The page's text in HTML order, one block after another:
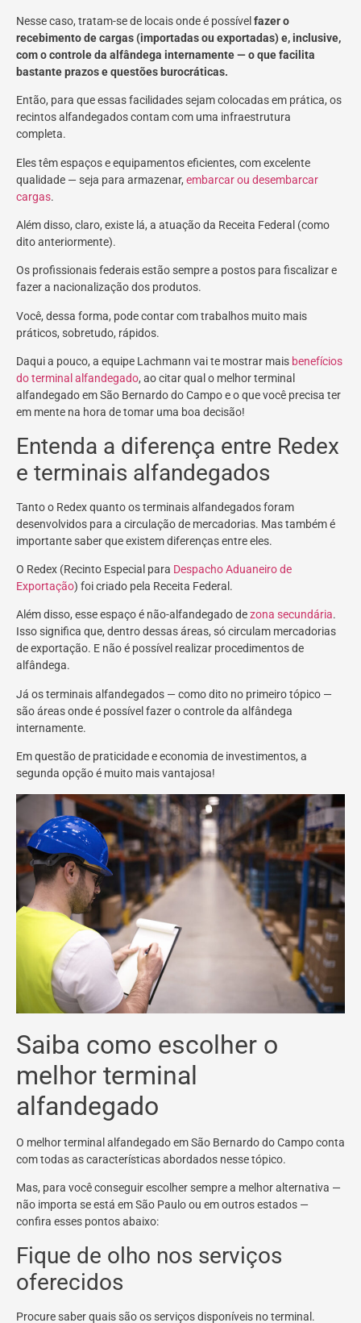
Nesse caso, tratam-se de locais onde é possível fazer o
recebimento de cargas (importadas ou exportadas) e, inclusive,
com o controle da alfândega internamente — o que facilita
bastante prazos e questões burocráticas.
Então, para que essas facilidades sejam colocadas em prática, os
recintos alfandegados contam com uma infraestrutura
completa.
Eles têm espaços e equipamentos eficientes, com excelente
qualidade — seja para armazenar, embarcar ou desembarcar
cargas.
Além disso, claro, existe lá, a atuação da Receita Federal (como
dito anteriormente).
Os profissionais federais estão sempre a postos para fiscalizar e
fazer a nacionalização dos produtos.
Você, dessa forma, pode contar com trabalhos muito mais
práticos, sobretudo, rápidos.
Daqui a pouco, a equipe Lachmann vai te mostrar mais benefícios
do terminal alfandegado, ao citar qual o melhor terminal
alfandegado em São Bernardo do Campo e o que você precisa ter
em mente na hora de tomar uma boa decisão!
Entenda a diferença entre Redex
e terminais alfandegados
Tanto o Redex quanto os terminais alfandegados foram
desenvolvidos para a circulação de mercadorias. Mas também é
importante saber que existem diferenças entre eles.
O Redex (Recinto Especial para Despacho Aduaneiro de
Exportação) foi criado pela Receita Federal.
Além disso, esse espaço é não-alfandegado dezona secundária.
Isso significa que, dentro dessas áreas, só circulam mercadorias
de exportação. E não é possível realizar procedimentos de
alfândega.
Já os terminais alfandegados — como dito no primeiro tópico —
são áreas onde é possível fazer o controle da alfândega
internamente.
Em questão de praticidade e economia de investimentos, a
segunda opção é muito mais vantajosa!
Saiba como escolher o
melhor terminal
alfandegado
O melhor terminal alfandegado em São Bernardo do Campo conta
com todas as características abordados nesse tópico.
Mas, para você conseguir escolher sempre a melhor alternativa —
não importa se está em São Paulo ou em outros estados —
confira esses pontos abaixo:
Fique de olho nos serviços
oferecidos
Procure saber quais são os serviços disponíveis no terminal.